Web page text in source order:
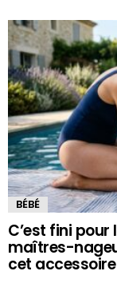
BÉBÉ
C’est fini pour
maîtres-
cet